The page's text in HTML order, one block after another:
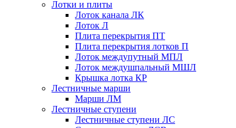
Лотки и плиты
Лоток канала ЛК
Лоток Л
Плита перекрытия ПТ
Плита перекрытия лотков П
Лоток междупутный МПЛ
Лоток междушпальный МШЛ
Крышка лотка КР
Лестничные марши
Марши ЛМ
Лестничные ступени
Лестничные ступени ЛС